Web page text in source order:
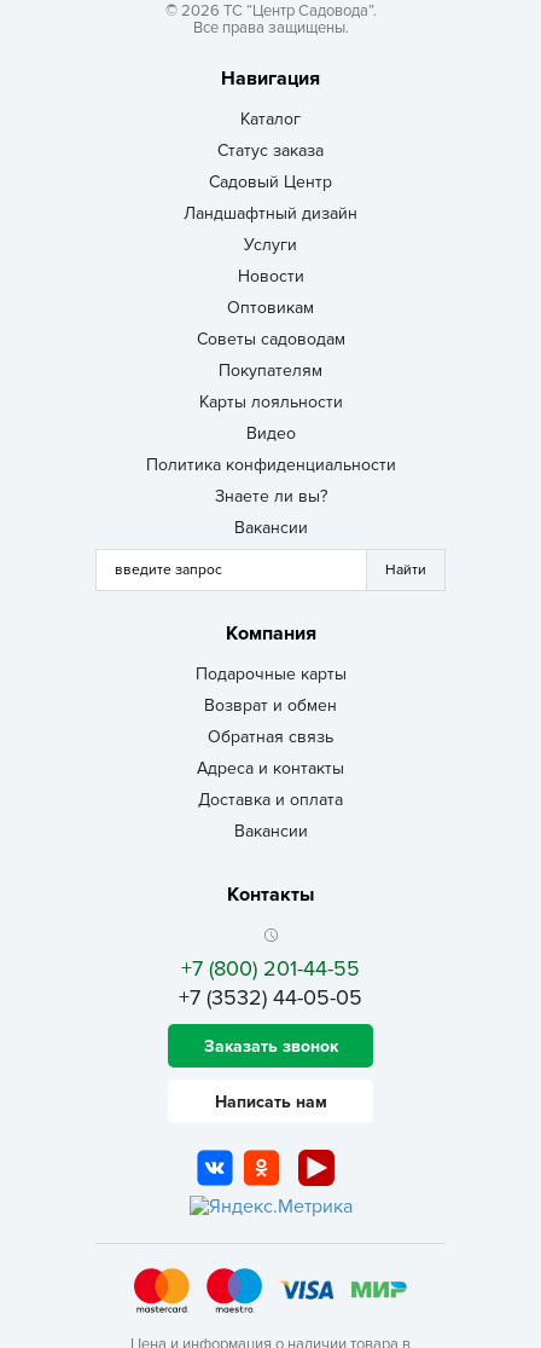
© 2026 ТС “Центр Садовода”.
Все права защищены.
Навигация
Каталог
Статус заказа
Садовый Центр
Ландшафтный дизайн
Услуги
Новости
Оптовикам
Советы садоводам
Покупателям
Карты лояльности
Видео
Политика конфиденциальности
Знаете ли вы?
Вакансии
Компания
Подарочные карты
Возврат и обмен
Обратная связь
Адреса и контакты
Доставка и оплата
Вакансии
Контакты
+7 (800) 201-44-55
+7 (3532) 44-05-05
Заказать звонок
Написать нам